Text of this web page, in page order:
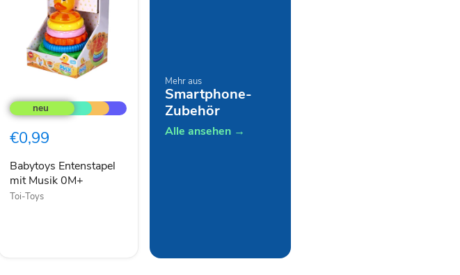
Entenstapel
mit
0M+
€0,99
Babytoys Entenstapel
mit Musik 0M+
Toi-Toys
Mehr aus
Smartphone-
Zubehör
Alle ansehen →